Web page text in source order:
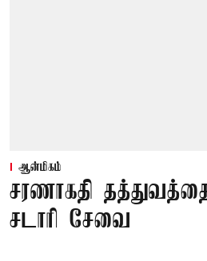
ஆன்மிகம்
சரணாகதி
சடாரி சேவை